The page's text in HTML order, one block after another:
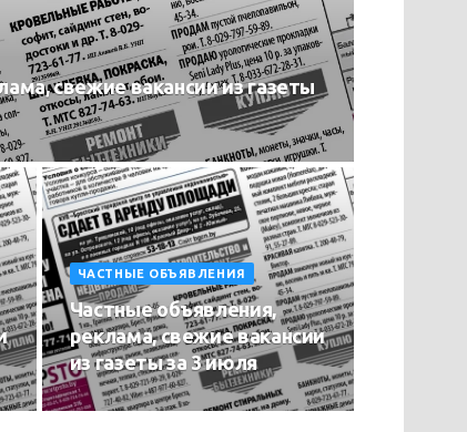
свежие вакансии из газеты
ЧАСТНЫЕ ОБЪЯВЛЕНИЯ
Частные объявления,
реклама, свежие вакансии
из газеты за 3 июля